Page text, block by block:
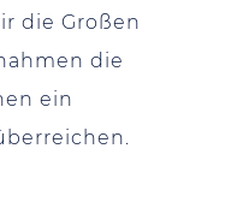
die Großen
die
ein